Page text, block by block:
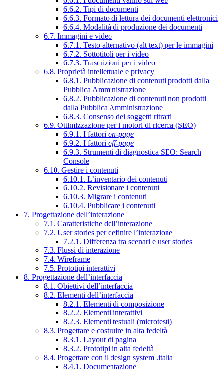
6.6.2. Tipi di documenti
6.6.3. Formato di lettura dei documenti elettronici
6.6.4. Modalità di produzione dei documenti
6.7. Immagini e video
6.7.1. Testo alternativo (alt text) per le immagini
6.7.2. Sottotitoli per i video
6.7.3. Trascrizioni per i video
6.8. Proprietà intellettuale e privacy
6.8.1. Pubblicazione di contenuti prodotti dalla
Pubblica Amministrazione
6.8.2. Pubblicazione di contenuti non prodotti
dalla Pubblica Amministrazione
6.8.3. Consenso dei soggetti ritratti
6.9. Ottimizzazione per i motori di ricerca (SEO)
6.9.1. I fattori on-page
6.9.2. I fattori off-page
6.9.3. Strumenti di diagnostica SEO: Search
Console
6.10. Gestire i contenuti
6.10.1. L’inventario dei contenuti
6.10.2. Revisionare i contenuti
6.10.3. Migrare i contenuti
6.10.4. Pubblicare i contenuti
7. Progettazione dell’interazione
7.1. Caratteristiche dell’interazione
7.2. User stories per definire l’interazione
7.2.1. Differenza tra scenari e user stories
7.3. Flussi di interazione
7.4. Wireframe
7.5. Prototipi interattivi
8. Progettazione dell’interfaccia
8.1. Obiettivi dell’interfaccia
8.2. Elementi dell’interfaccia
8.2.1. Elementi di composizione
8.2.2. Elementi interattivi
8.2.3. Elementi testuali (microtesti)
8.3. Progettare e costruire in alta fedeltà
8.3.1. Layout di pagina
8.3.2. Prototipi in alta fedeltà
8.4. Progettare con il design system .italia
8.4.1. Documentazione